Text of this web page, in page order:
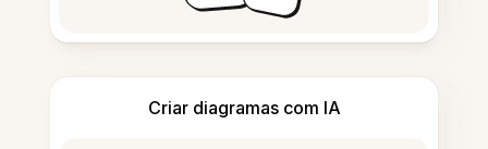
Criar diagramas com IA